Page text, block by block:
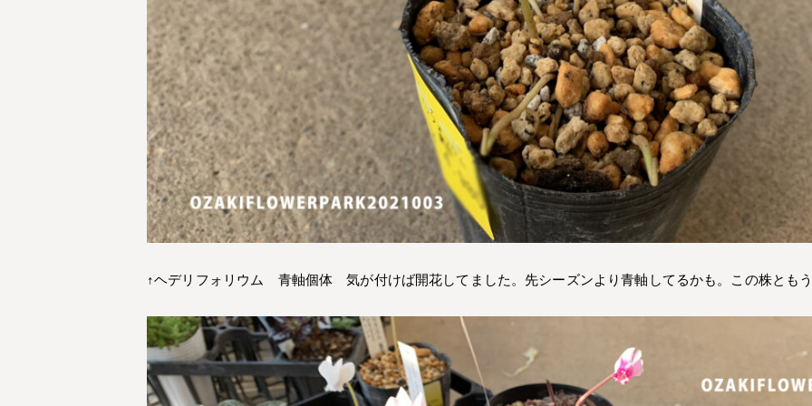
↑ヘデリフォリウム 青軸個体 気が付けば開花してました。先シーズンより青軸してるかも。この株とも